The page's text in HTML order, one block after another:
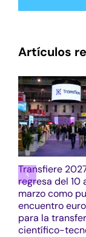
Artículos
Transfiere
regresa del 10
marzo como
encuentro
para la
científico-